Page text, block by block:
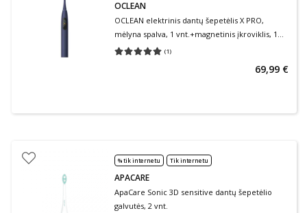
OCLEAN
OCLEAN elektrinis dantų šepetėlis X PRO,
mėlyna spalva, 1 vnt.+magnetinis įkroviklis, 1
vnt.
(1)
Vidutinis įvertinimas 5.00
69,99 €
% tik internetu Tik internetu
APACARE
ApaCare Sonic 3D sensitive dantų šepetėlio
galvutės, 2 vnt.